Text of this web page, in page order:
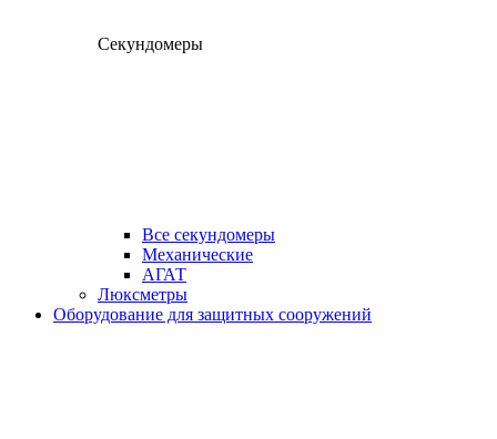
Секундомеры
Все секундомеры
Механические
АГАТ
Люксметры
Оборудование для защитных сооружений